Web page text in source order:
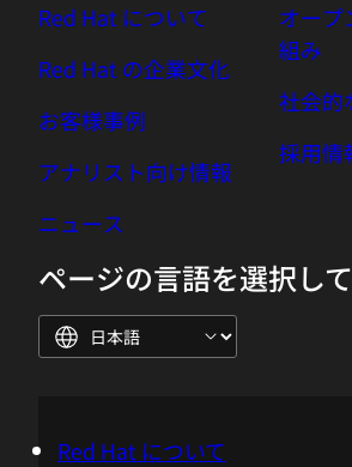
Red Hat について
Red Hat の企業文化
お客様事例
アナリスト向け情報
ニュース
オープ
組み
社会的
採用情
ページの言語を選択し
Red Hat について